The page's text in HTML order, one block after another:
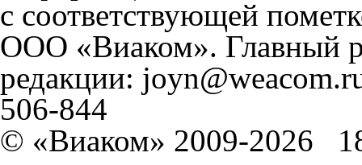
с соответствующей
ООО «Виаком». Главный
редакции:
506-844
© «Виаком» 2009-2026